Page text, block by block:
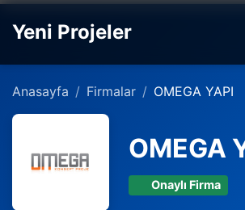
Yeni Projeler
Anasayfa Firmalar OMEGA YAPI
OMEGA
Onaylı Firma